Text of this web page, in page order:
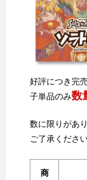
好評につき完
子単品のみ数
数に限りがあ
ご了承ください
商